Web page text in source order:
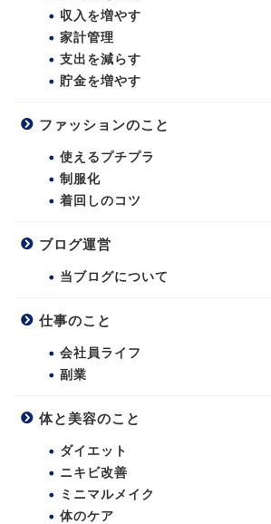
収入を増やす
家計管理
支出を減らす
貯金を増やす
ファッションのこと
使えるプチプラ
制服化
着回しのコツ
ブログ運営
当ブログについて
仕事のこと
会社員ライフ
副業
体と美容のこと
ダイエット
ニキビ改善
ミニマルメイク
体のケア